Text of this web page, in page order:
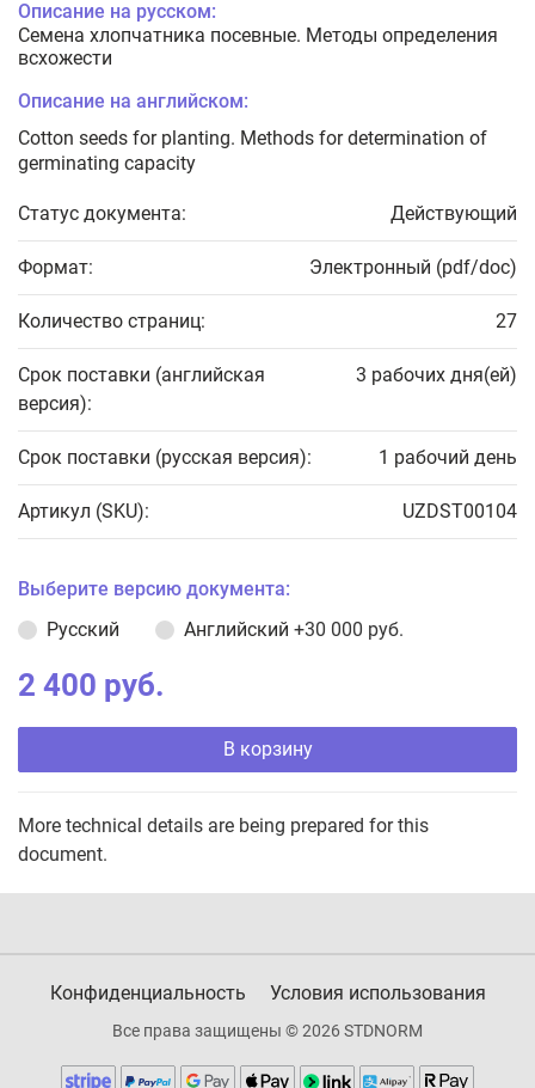
Описание на русском:
Семена хлопчатника посевные. Методы определения
всхожести
Описание на английском:
Cotton seeds for planting. Methods for determination of
germinating capacity
Статус документа: Действующий
Формат: Электронный (pdf/doc)
Количество страниц: 27
Срок поставки (английская
версия):
3 рабочих дня(ей)
Срок поставки (русская версия): 1 рабочий день
Артикул (SKU): UZDST00104
Выберите версию документа:
Русский
Английский +30 000 руб.
2 400 руб.
В корзину
More technical details are being prepared for this
document.
Конфиденциальность Условия использования
Все права защищены © 2026 STDNORM